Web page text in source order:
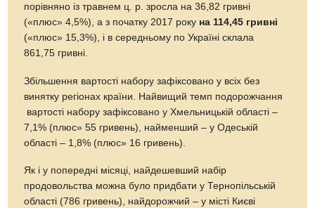
порівняно із травнем ц. р. зросла на 36,82 гривні
(«плюс» 4,5%), а з початку 2017 року на 114,45 гривні
(«плюс» 15,3%), і в середньому по Україні склала
861,75 гривні.
Збільшення вартості набору зафіксовано у всіх без
винятку регіонах країни. Найвищий темп подорожчання
вартості набору зафіксовано у Хмельницькій області –
7,1% (плюс» 55 гривень), найменший – у Одеській
області – 1,8% (плюс» 16 гривень).
Як і у попередні місяці, найдешевший набір
продовольства можна було придбати у Тернопільській
області (786 гривень), найдорожчий – у місті Києві